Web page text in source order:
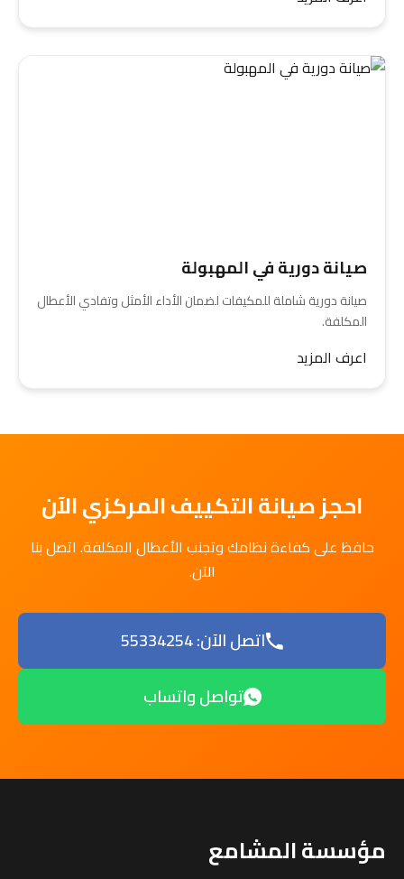
صيانة دورية في المهبولة
صيانة دورية شاملة للمكيفات لضمان الأداء الأمثل وتفادي الأعطال
المكلفة.
اعرف المزيد
احجز صيانة التكييف المركزي الآن
حافظ على كفاءة نظامك وتجنب الأعطال المكلفة. اتصل بنا
الآن.
اتصل الآن: 55334254
تواصل واتساب
مؤسسة المشامع